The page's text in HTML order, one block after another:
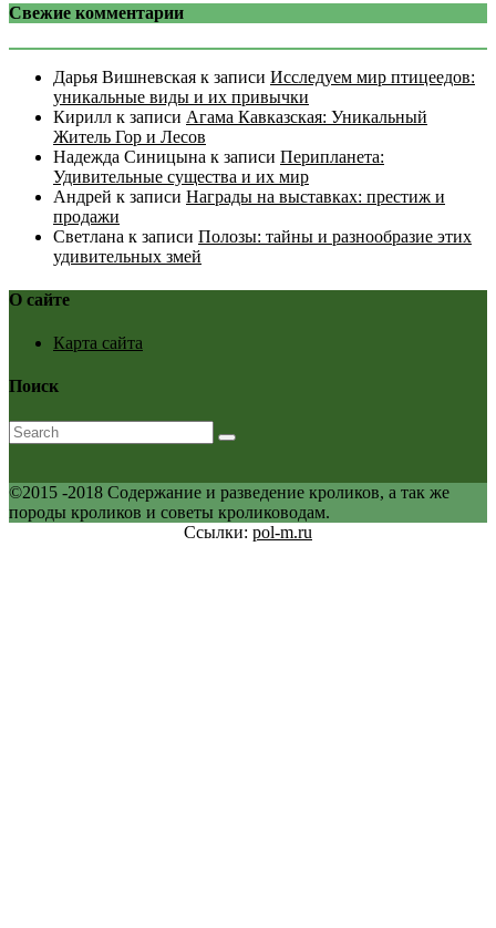
Свежие комментарии
Дарья Вишневская к записи Исследуем мир птицеедов:
уникальные виды и их привычки
Кирилл к записи Агама Кавказская: Уникальный
Житель Гор и Лесов
Надежда Синицына к записи Перипланета:
Удивительные существа и их мир
Андрей к записи Награды на выставках: престиж и
продажи
Светлана к записи Полозы: тайны и разнообразие этих
удивительных змей
О сайте
Карта сайта
Поиск
©2015 -2018 Содержание и разведение кроликов, а так же
породы кроликов и советы кролиководам.
Ссылки: pol-m.ru